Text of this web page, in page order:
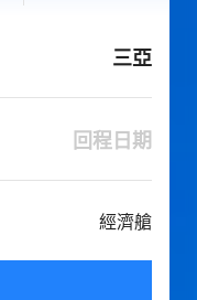
三亞
回程日期
經濟艙